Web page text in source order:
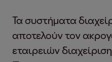
Τα συστήματα
αποτελούν τον
εταιρειών